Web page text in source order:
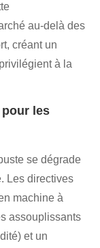
au-delà des
créant un
à la
les
se dégrade
Les directives
machine à
assouplissants
et un